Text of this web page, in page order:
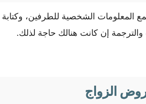
المعلومات الشخصية للطرفين،
والترجمة إن كانت هنالك حاجة لذلك.
الزواج